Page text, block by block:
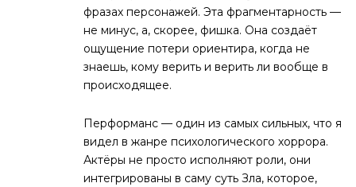
фразах персонажей. Эта фрагментарность —
не минус, а, скорее, фишка. Она создаёт
ощущение потери ориентира, когда не
знаешь, кому верить и верить ли вообще в
происходящее.
Перформанс — один из самых сильных, что я
видел в жанре психологического хоррора.
Актёры не просто исполняют роли, они
интегрированы в саму суть Зла, которое,